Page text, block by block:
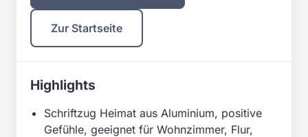
Zur Startseite
Highlights
Schriftzug Heimat aus Aluminium, positive
Gefühle, geeignet für Wohnzimmer, Flur,